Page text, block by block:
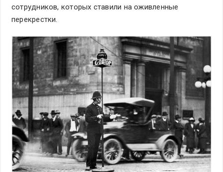
сотрудников, которых ставили на оживленные
перекрестки.